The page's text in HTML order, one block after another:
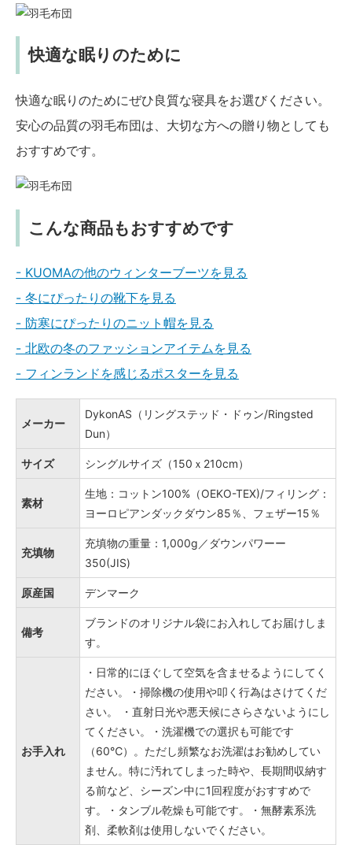
快適な眠りのために
快適な眠りのためにぜひ良質な寝具をお選びください。
安心の品質の羽毛布団は、大切な方への贈り物としても
おすすめです。
こんな商品もおすすめです
- KUOMAの他のウィンターブーツを見る
- 冬にぴったりの靴下を見る
- 防寒にぴったりのニット帽を見る
- 北欧の冬のファッションアイテムを見る
- フィンランドを感じるポスターを見る
メーカー
DykonAS（リングステッド・ドゥン/Ringsted
Dun）
サイズ シングルサイズ（150ｘ210cm）
素材
生地：コットン100%（OEKO-TEX)/フィリング：
ヨーロピアンダックダウン85％、フェザー15％
充填物
充填物の重量：1,000g／ダウンパワーー
350(JIS)
原産国 デンマーク
備考
ブランドのオリジナル袋にお入れしてお届けしま
す。
お手入れ
・日常的にほぐして空気を含ませるようにしてく
ださい。・掃除機の使用や叩く行為はさけてくだ
さい。 ・直射日光や悪天候にさらさないようにし
てください。・洗濯機での選択も可能です
（60℃）。ただし頻繁なお洗濯はお勧めしてい
ません。特に汚れてしまった時や、長期間収納す
る前など、シーズン中に1回程度がおすすめで
す。・タンブル乾燥も可能です。・無酵素系洗
剤、柔軟剤は使用しないでください。